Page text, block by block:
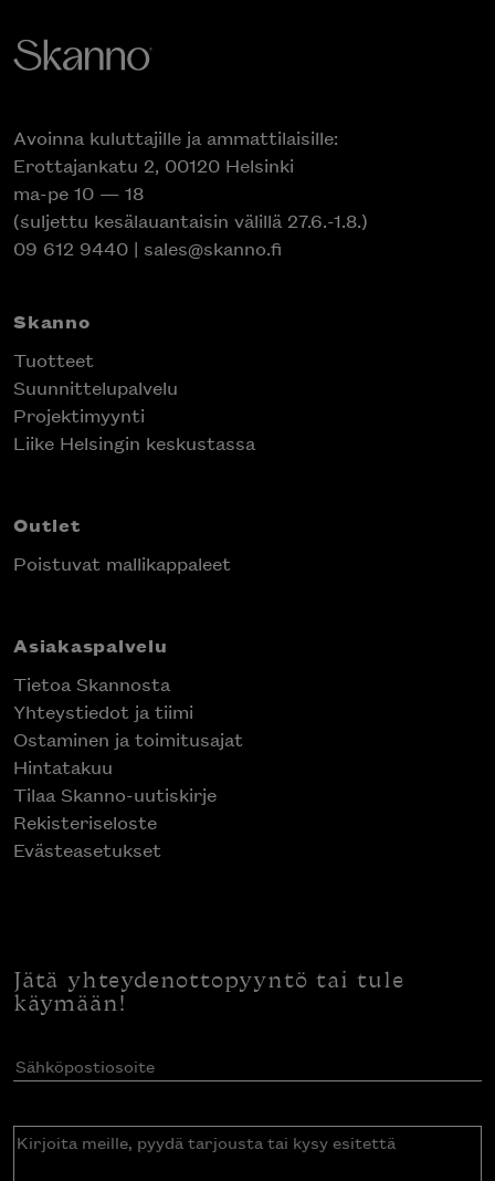
Avoinna kuluttajille ja ammattilaisille:
Erottajankatu 2, 00120 Helsinki
ma-pe 10 — 18
(suljettu kesälauantaisin välillä 27.6.-1.8.)
09 612 9440 | sales@skanno.fi
Skanno
Tuotteet
Suunnittelupalvelu
Projektimyynti
Liike Helsingin keskustassa
Outlet
Poistuvat mallikappaleet
Asiakaspalvelu
Tietoa Skannosta
Yhteystiedot ja tiimi
Ostaminen ja toimitusajat
Hintatakuu
Tilaa Skanno-uutiskirje
Rekisteriseloste
Evästeasetukset
Jätä yhteydenottopyyntö tai tule
käymään!
Sähköpostiosoite(Pakollinen)
Kirjoita